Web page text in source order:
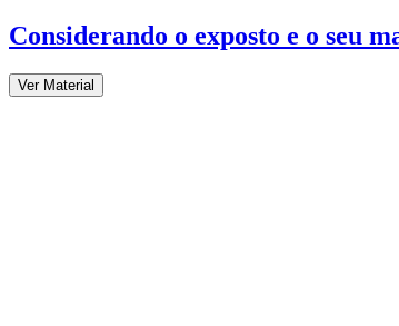
Considerando o exposto e o seu
Ver Material